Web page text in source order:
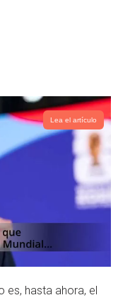
Lea el artículo
es, hasta ahora, el